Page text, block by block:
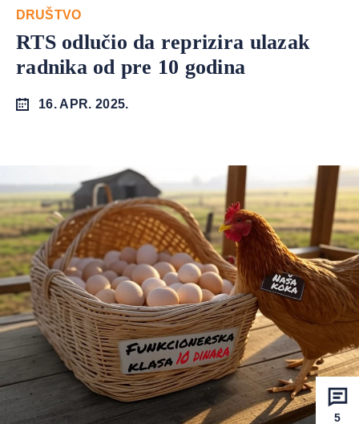
DRUŠTVO
RTS odlučio da reprizira ulazak
radnika od pre 10 godina
16. APR. 2025.
5